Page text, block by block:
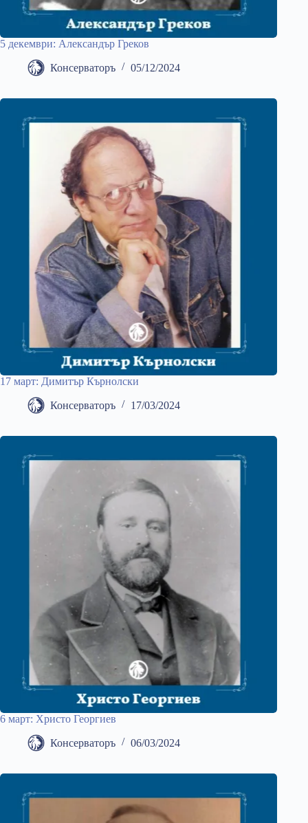
5 декември: Александър Греков
Консерваторъ 05/12/2024
17 март: Димитър Кърнолски
Консерваторъ 17/03/2024
6 март: Христо Георгиев
Консерваторъ 06/03/2024